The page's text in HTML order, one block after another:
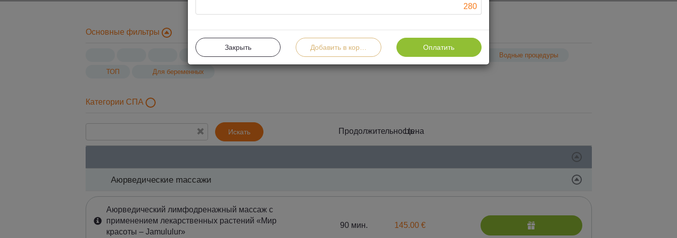
Основные фильтры
Массажи Для женщин Для мужчин Для детей Водные процедуры
ТОП Для беременных
Категории СПА
Aюрведическиe mассажи
Искать ПродолжительностьЦена
Aюрведическиe mассажи
Аюрведический лимфодренажный массаж с
применением лекарственных растений «Мир
красоты – Jamululur»
90 мин. 145.00 €
280
Закрыть Добавить в корзину Оплатить